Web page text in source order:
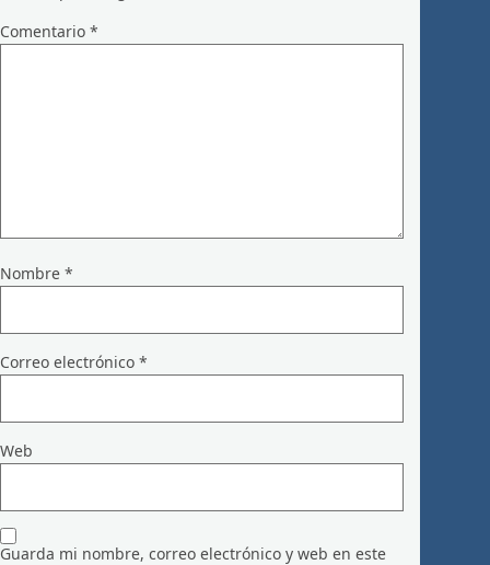
Comentario *
Nombre *
Correo electrónico *
Web
Guarda mi nombre, correo electrónico y web en este